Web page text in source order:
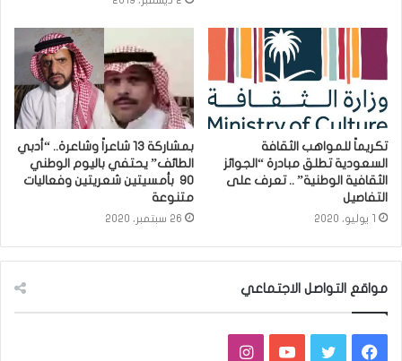
تكريماً للمواهب الثقافة
السعودية تطلق مبادرة “الجوائز
الثقافية الوطنية” .. تعرف على
التفاصيل
بمشاركة 13 شاعراً وشاعرة.. “أدبي
الطائف” يحتفي باليوم الوطني
90 بأمسيتين شعريتين وفعاليات
متنوعة
26 سبتمبر، 2020
مواقع التواصل الاجتماعي
فيسبوكتويتر يوتيوبانستقرام